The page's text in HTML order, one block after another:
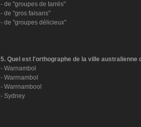
- de "groupes de tarrés"
- de "gros faisans"
- de "groupes délicieux"
5. Quel est l'orthographe de la ville
- Warnambol
- Warrnambol
- Warrnambool
- Sydney